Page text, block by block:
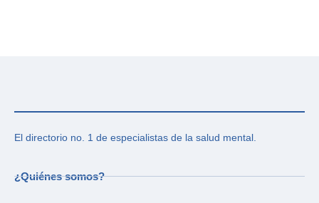
El directorio no. 1 de especialistas de la salud mental.
¿Quiénes somos?